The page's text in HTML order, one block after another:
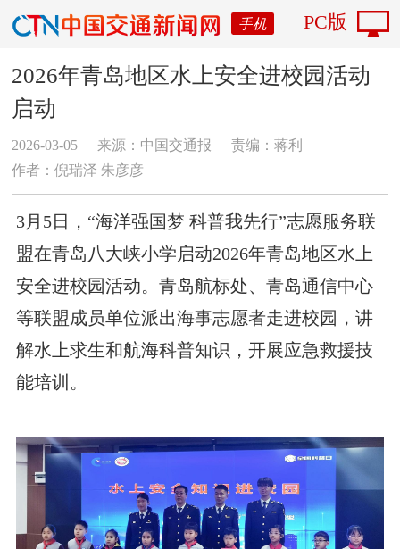
手机 PC版
2026年青岛地区水上安全进校园活动
启动
2026-03-05 来源：中国交通报
责编：蒋利
作者：倪瑞泽 朱彦彦
3月5日，“海洋强国梦 科普我先行”志愿服务联
盟在青岛八大峡小学启动2026年青岛地区水上
安全进校园活动。青岛航标处、青岛通信中心
等联盟成员单位派出海事志愿者走进校园，讲
解水上求生和航海科普知识，开展应急救援技
能培训。